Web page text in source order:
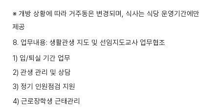
※ 개방 상황에 따라 거주동은 변경되며, 식사는 식당 운영기간에만
제공
8. 업무내용: 생활관생 지도 및 선임지도교사 업무협조
1) 입/퇴실 기간 업무
2) 관생 관리 및 상담
3) 정기 인원점검 지원
4) 근로장학생 근태관리